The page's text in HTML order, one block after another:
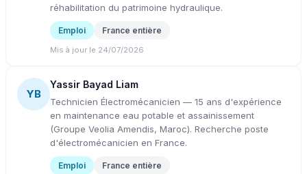
réhabilitation du patrimoine hydraulique.
Emploi France entière
Mis à jour le 24/07/2026
YB
Yassir Bayad Liam
Technicien Électromécanicien — 15 ans d'expérience
en maintenance eau potable et assainissement
(Groupe Veolia Amendis, Maroc). Recherche poste
d'électromécanicien en France.
Emploi France entière